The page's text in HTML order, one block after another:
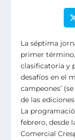
La séptima
primer
clasificatoria y
desafíos en el
campeones’
de las ediciones
La
febrero, desde
Comercial